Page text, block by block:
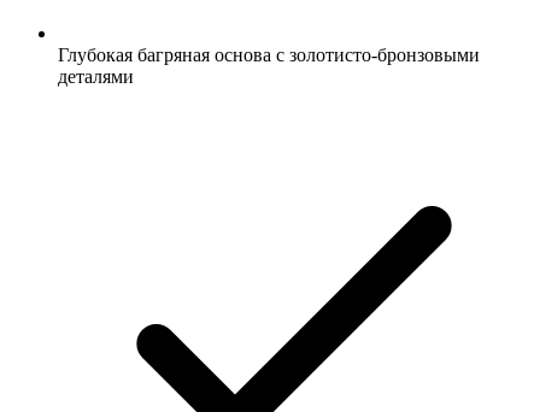
Глубокая багряная основа с золотисто-бронзовыми
деталями